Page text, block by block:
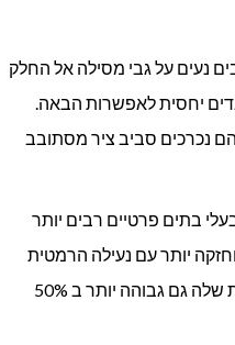
נעים על גבי מסילה אל החלק
יחסית לאפשרות הבאה.
נכרכים סביב ציר מסתובב
בתים פרטיים רבים יותר
יותר עם נעילה הרמטית
מעט יותר. מצד שני הדלת הזאת דורשת מנוע גדול ויקר יותר והעלות הכללית שלה גם גבוהה יותר ב 50%